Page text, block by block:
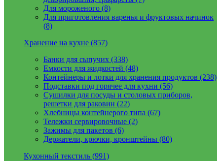
Для мороженого (8)
Для приготовления варенья и фруктовых начинок
(8)
Хранение на кухне (857)
Банки для сыпучих (338)
Емкости для жидкостей (48)
Контейнеры и лотки для хранения продуктов (238)
Подставки под горячее для кухни (56)
Сушилки для посуды и столовых приборов,
решетки для раковин (22)
Хлебницы контейнерого типа (67)
Тележки сервировочные (2)
Зажимы для пакетов (6)
Держатели, крючки, кронштейны (80)
Кухонный текстиль (991)